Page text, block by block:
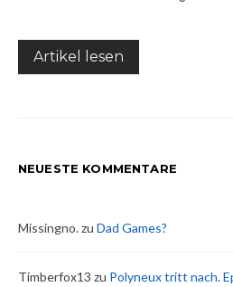
Artikel lesen
NEUESTE KOMMENTARE
Missingno.zu Dad Games?
Timberfox13 zu Polyneux tritt nach.